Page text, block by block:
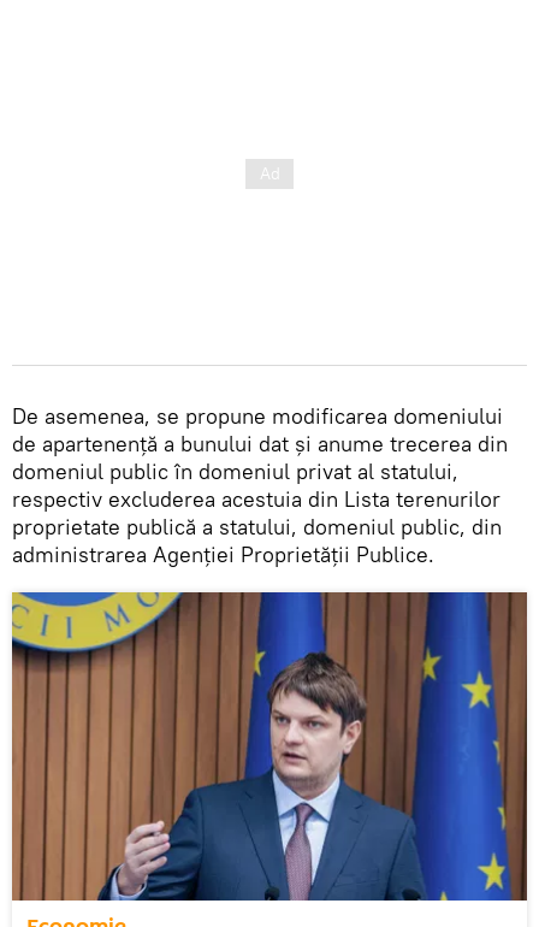
De asemenea, se propune modificarea domeniului
de apartenență a bunului dat și anume trecerea din
domeniul public în domeniul privat al statului,
respectiv excluderea acestuia din Lista terenurilor
proprietate publică a statului, domeniul public, din
administrarea Agenției Proprietății Publice.